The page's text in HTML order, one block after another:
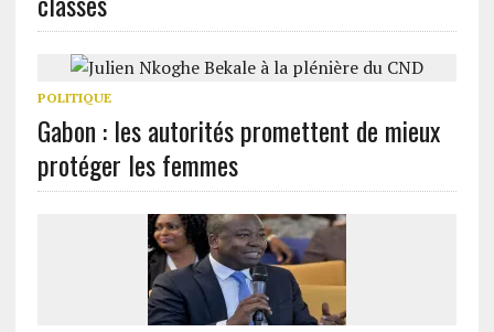
POLITIQUE
Gabon : les autorités promettent de mieux
protéger les femmes